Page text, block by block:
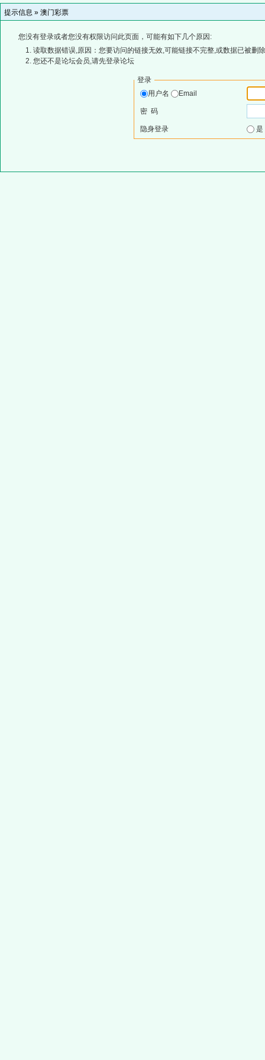
提示信息 » 澳门彩票
您没有登录或者您没有权限访问此页面，可能有如下几个原因:
读取数据错误,原因：您要访问的链接无效,可能链接不完整,或数据已被删
您还不是论坛会员,请先登录论坛
登录
用户名
Email
密 码
隐身登录